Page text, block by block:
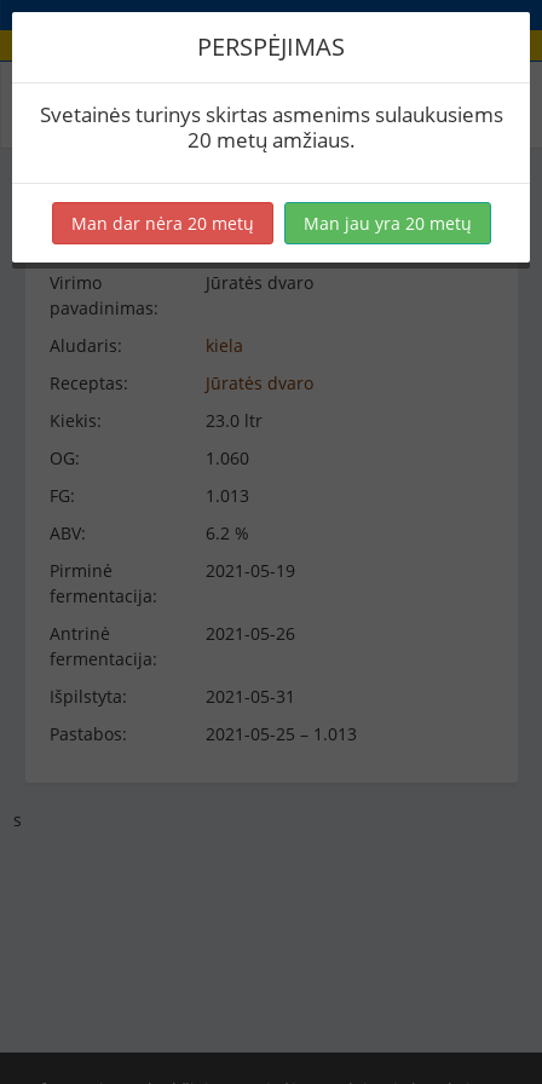
Virimo peržiūra
−
Virimo informacija
Virimo
pavadinimas:
Jūratės dvaro
Aludaris:
kiela
Receptas:
Jūratės dvaro
Kiekis:
23.0 ltr
OG:
1.060
FG:
1.013
ABV:
6.2 %
Pirminė
fermentacija:
2021-05-19
Antrinė
fermentacija:
2021-05-26
Išpilstyta:
2021-05-31
Pastabos:
2021-05-25 – 1.013
s
PERSPĖJIMAS
Svetainės turinys skirtas asmenims sulaukusiems
20 metų amžiaus.
Man dar nėra 20 metų Man jau yra 20 metų